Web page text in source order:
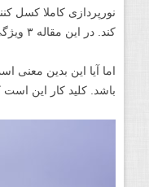
نورپردازی کاملا کسل
کند. در این مقاله ۳ ویژگی نور طبیعی را به شما آموزش خواهیم داد تا به عکاسی منظره شما کمک کنیم.
اما آیا این بدین معنی
باشد. کلید کار این است